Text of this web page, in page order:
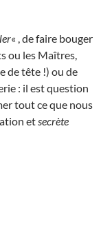
« , de faire bouger
ou les Maîtres,
de tête !) ou de
: il est question
tout ce que nous
et secrète